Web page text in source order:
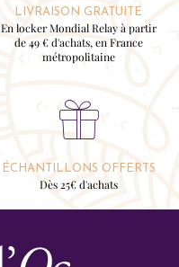
LIVRAISON GRATUITE
En locker Mondial Relay à partir
de 49 € d'achats, en France
métropolitaine
ÉCHANTILLONS OFFERTS
Dès 25€ d'achats